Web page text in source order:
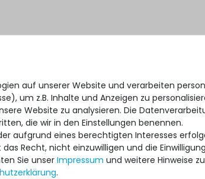
gelesen habe.*
auf unserer Website und verarbeiten
um z.B. Inhalte und Anzeigen zu
Website zu analysieren. Die
die wir in den Einstellungen benennen.
aufgrund eines berechtigten Interesses
Recht, nicht einzuwilligen und die
Sie unser Impressum und weitere Hinweise
.